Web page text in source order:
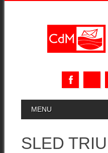
MAIN MENU
MENU
SLED